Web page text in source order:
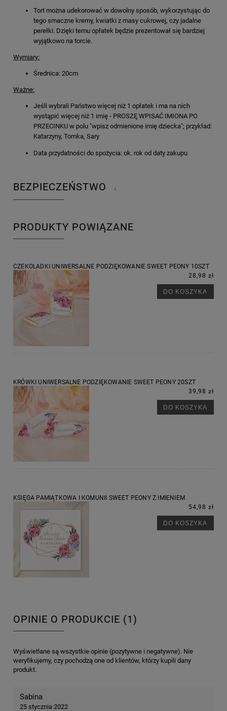
Tort można udekorować w dowolny sposób, wykorzystując do
tego smaczne kremy, kwiatki z masy cukrowej, czy jadalne
perełki. Dzięki temu opłatek będzie prezentował się bardziej
wyjątkowo na torcie.
Wymiary:
Średnica: 20cm
Ważne:
Jeśli wybrali Państwo więcej niż 1 opłatek i ma na nich
wystąpić więcej niż 1 imię - PROSZĘ WPISAĆ IMIONA PO
PRZECINKU w polu "wpisz odmienione imię dziecka"; przykład:
Katarzyny, Tomka, Sary
Data przydatności do spożycia: ok. rok od daty zakupu
BEZPIECZEŃSTWO ↓
PRODUKTY POWIĄZANE
CZEKOLADKI UNIWERSALNE PODZIĘKOWANIE SWEET PEONY 10SZT
28,98 zł
DO KOSZYKA
KRÓWKI UNIWERSALNE PODZIĘKOWANIE SWEET PEONY 20SZT
39,98 zł
DO KOSZYKA
KSIĘGA PAMIĄTKOWA I KOMUNII SWEET PEONY Z IMIENIEM
54,98 zł
DO KOSZYKA
OPINIE O PRODUKCIE (1)
Wyświetlane są wszystkie opinie (pozytywne i negatywne). Nie
weryfikujemy, czy pochodzą one od klientów, którzy kupili dany
produkt.
Sabina
25 stycznia 2022